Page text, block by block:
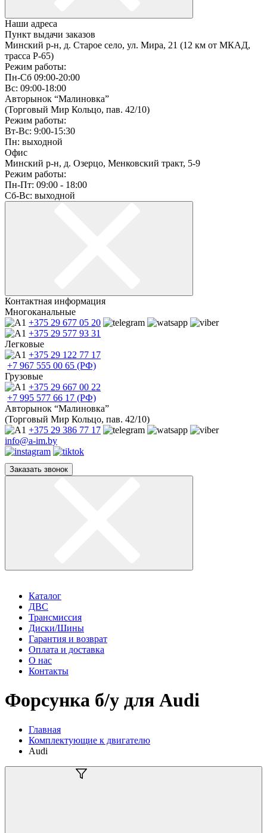
Наши адреса
Пункт выдачи заказов
Минский р-н, д. Старое село, ул. Мира, 21 (12 км от МКАД,
трасса P-65)
Режим работы:
Пн-Сб 09:00-20:00
Вс: 09:00-18:00
Авторынок “Малиновка”
(Торговый Мир Кольцо, пав. 42/10)
Режим работы:
Вт-Вс: 9:00-15:30
Пн: выходной
Офис
Минский р-н, д. Озерцо, Менковский тракт, 5-9
Режим работы:
Пн-Пт: 09:00 - 18:00
Сб-Вс: выходной
Контактная информация
Многоканальные
+375 29 677 05 20
+375 29 577 93 31
Легковые
+375 29 122 77 17
+7 967 555 00 65 (РФ)
Грузовые
+375 29 667 00 22
+7 995 577 66 17 (РФ)
Авторынок “Малиновка”
(Торговый Мир Кольцо, пав. 42/10)
+375 29 386 77 17
info@a-im.by
Заказать звонок
Каталог
ДВС
Трансмиссия
Диски/Шины
Гарантия и возврат
Оплата и доставка
О нас
Контакты
Форсунка б/у для Audi
Главная
Комплектующие к двигателю
Audi